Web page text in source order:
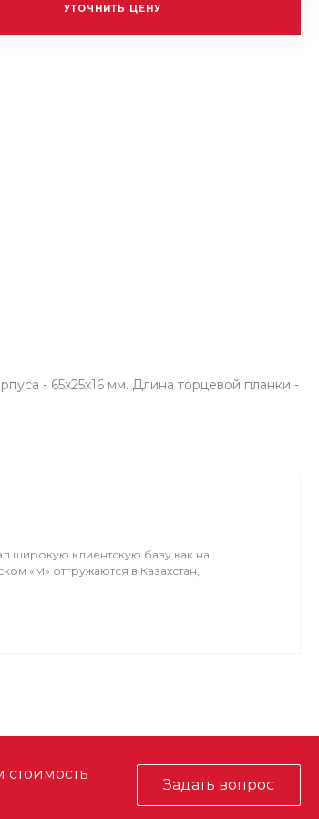
УТОЧНИТЬ ЦЕНУ
- 65х25х16 мм. Длина торцевой планки -
широкую клиентскую базу как на
«М» отгружаются в Казахстан,
стоимость
Задать вопрос